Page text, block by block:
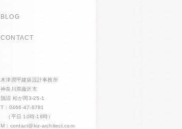
BLOG
CONTACT
木津潤平建築設計事務所
神奈川県藤沢市
鵠沼 松が岡3-25-1
T：0466-47-8781
（平日 10時-18時）
M： contact@kiz-architect.com